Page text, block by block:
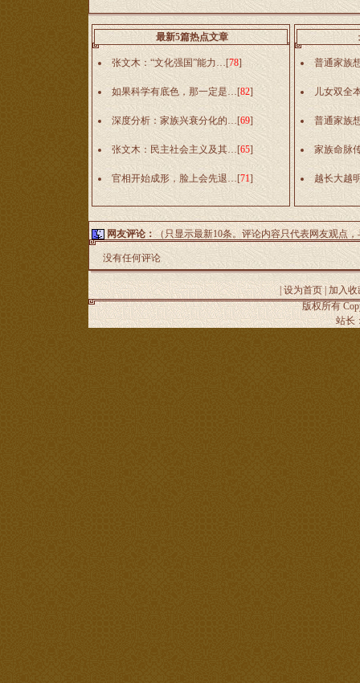
最新5篇热点文章
张文木：“文化强国”能力… [78]
如果科学有底色，那一定是… [82]
深度分析：家族兴衰分化的… [69]
张文木：民主社会主义及其… [65]
官相开始成形，脸上会先退… [71]
普通家族
儿女双全
普通家族
家族命脉
越长大越
网友评论：（只显示最新10条。评论内容只代表网友观点
没有任何评论
|设为首页|加入收
版权所有
站长：